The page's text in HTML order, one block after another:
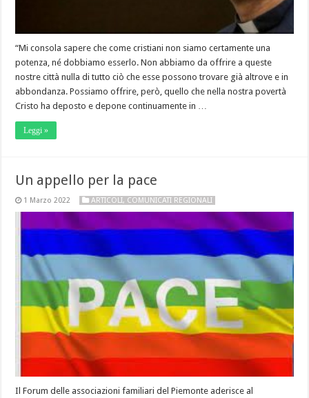
“Mi consola sapere che come cristiani non siamo certamente una
potenza, né dobbiamo esserlo. Non abbiamo da offrire a queste
nostre città nulla di tutto ciò che esse possono trovare già altrove e in
abbondanza. Possiamo offrire, però, quello che nella nostra povertà
Cristo ha deposto e depone continuamente in …
Leggi »
Un appello per la pace
1 Marzo 2022 ARTICOLI, COMUNICATI REGIONALI
Il Forum delle associazioni familiari del Piemonte aderisce al